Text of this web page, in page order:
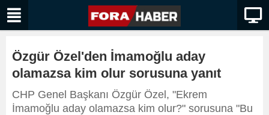
Özgür Özel'den İmamoğlu aday
olamazsa kim olur sorusuna yanıt
CHP Genel Başkanı Özgür Özel, "Ekrem
İmamoğlu aday olamazsa kim olur?" sorusuna "Bu